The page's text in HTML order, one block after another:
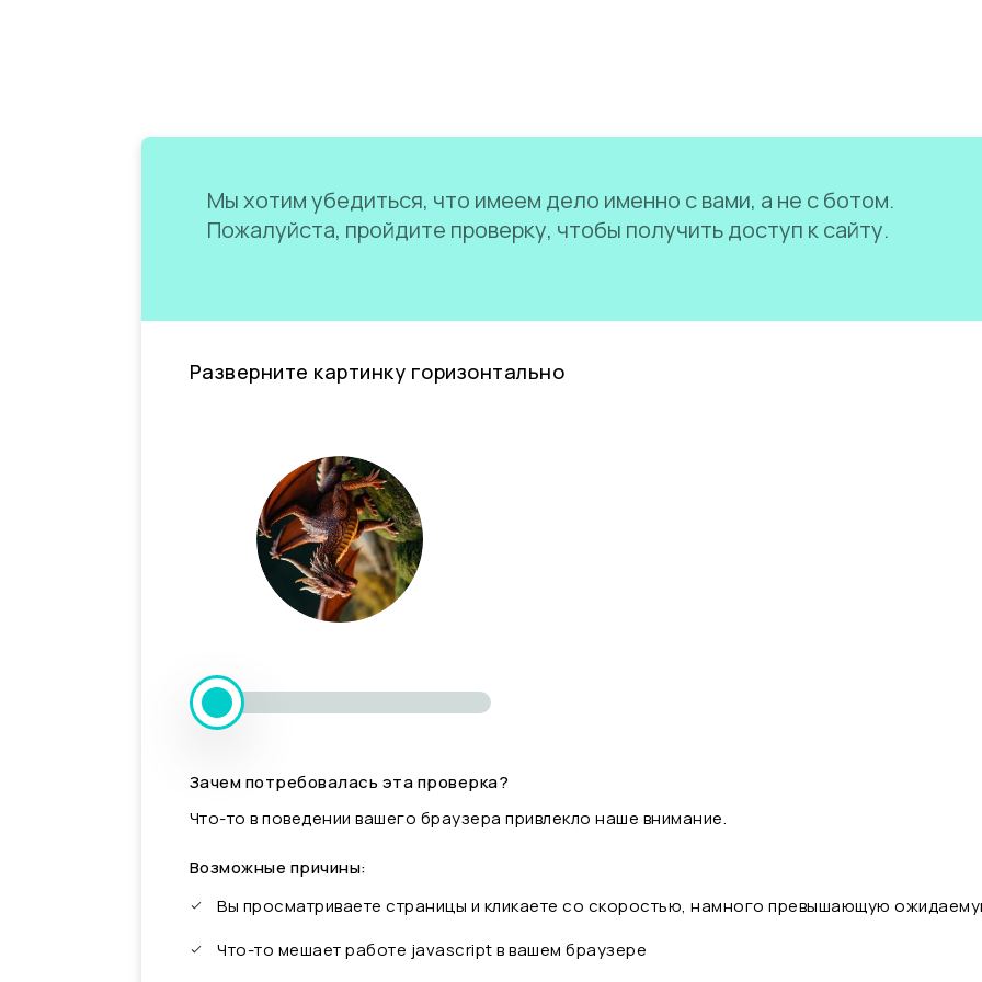
Мы хотим убедиться, что имеем дело именно с вами, а не с ботом.
Пожалуйста, пройдите проверку, чтобы получить доступ к сайту.
Разверните картинку горизонтально
Зачем потребовалась эта проверка?
Что-то в поведении вашего браузера привлекло наше внимание.
Возможные причины:
Вы просматриваете страницы и кликаете со скоростью, намного превышающую
Что-то мешает работе javascript в вашем браузере